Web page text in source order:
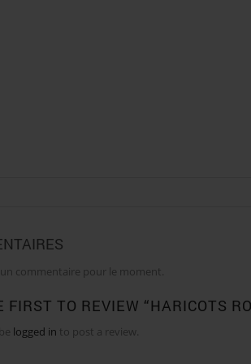
commentaire pour le moment.
FIRST TO REVIEW “HARICOTS
logged in to post a review.